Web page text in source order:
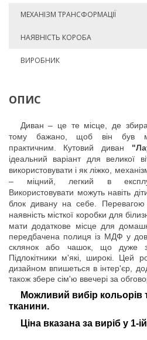
МЕХАНІЗМ ТРАНСФОРМАЦІЇ
НАЯВНІСТЬ КОРОБА
ВИРОБНИК
ОПИС
Диван – це те місце, де
тому бажано, щоб він був
практичним.
Кутовий диван
ідеальний варіант для великої
використовувати і як ліжко,
– міцний, легкий в
Використовувати можуть навіть
блок дивану на себе. Перевагою
наявність місткої коробки для
мати додаткове місце для
передбачена полиця із МДФ у
склянок або чашок, що дуже
Підлокітники м'які, широкі. Цей
дизайном впишеться в інтер'єр,
також збере сім'ю ввечері за
Можливий вибір кольорів
тканини.
Ціна вказана за виріб у 1-